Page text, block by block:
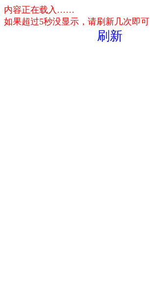
内容正在载入……
如果超过5秒没显示，请刷新几次即可
刷新